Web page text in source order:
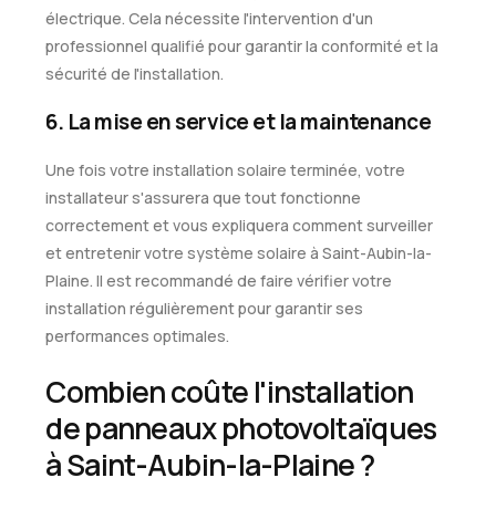
électrique. Cela nécessite l'intervention d'un
professionnel qualifié pour garantir la conformité et la
sécurité de l'installation.
6. La mise en service et la maintenance
Une fois votre installation solaire terminée, votre
installateur s'assurera que tout fonctionne
correctement et vous expliquera comment surveiller
et entretenir votre système solaire à Saint-Aubin-la-
Plaine. Il est recommandé de faire vérifier votre
installation régulièrement pour garantir ses
performances optimales.
Combien coûte l'installation
de panneaux photovoltaïques
à Saint-Aubin-la-Plaine ?